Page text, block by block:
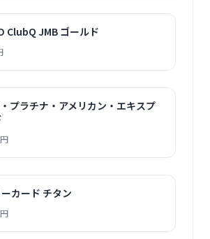
ClubQ JMB ゴールド
プラチナ・アメリカン・エキスプ
カード チタン